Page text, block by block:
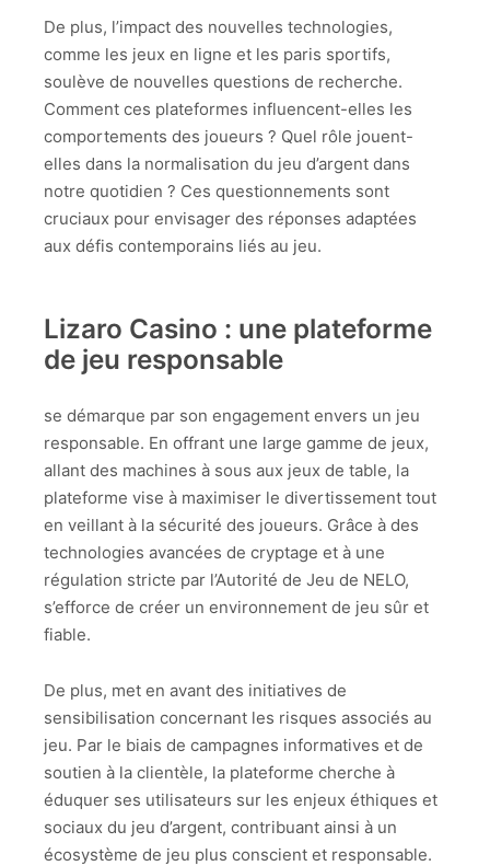
De plus, l’impact des nouvelles technologies,
comme les jeux en ligne et les paris sportifs,
soulève de nouvelles questions de recherche.
Comment ces plateformes influencent-elles les
comportements des joueurs ? Quel rôle jouent-
elles dans la normalisation du jeu d’argent dans
notre quotidien ? Ces questionnements sont
cruciaux pour envisager des réponses adaptées
aux défis contemporains liés au jeu.
Lizaro Casino : une plateforme
de jeu responsable
se démarque par son engagement envers un jeu
responsable. En offrant une large gamme de jeux,
allant des machines à sous aux jeux de table, la
plateforme vise à maximiser le divertissement tout
en veillant à la sécurité des joueurs. Grâce à des
technologies avancées de cryptage et à une
régulation stricte par l’Autorité de Jeu de NELO,
s’efforce de créer un environnement de jeu sûr et
fiable.
De plus, met en avant des initiatives de
sensibilisation concernant les risques associés au
jeu. Par le biais de campagnes informatives et de
soutien à la clientèle, la plateforme cherche à
éduquer ses utilisateurs sur les enjeux éthiques et
sociaux du jeu d’argent, contribuant ainsi à un
écosystème de jeu plus conscient et responsable.